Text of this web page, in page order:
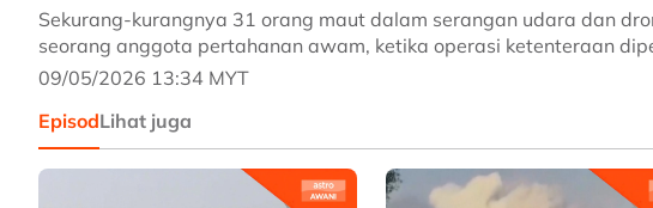
Sekurang-kurangnya 31 orang maut dalam serangan udara dan
seorang anggota pertahanan awam, ketika operasi ketenteraan
09/05/2026 13:34 MYT
EpisodLihat juga